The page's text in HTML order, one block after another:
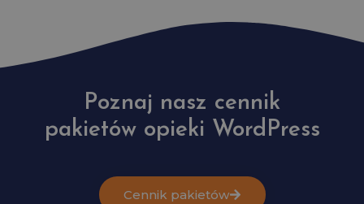
Poznaj nasz cennik
pakietów opieki WordPress
Cennik pakietów